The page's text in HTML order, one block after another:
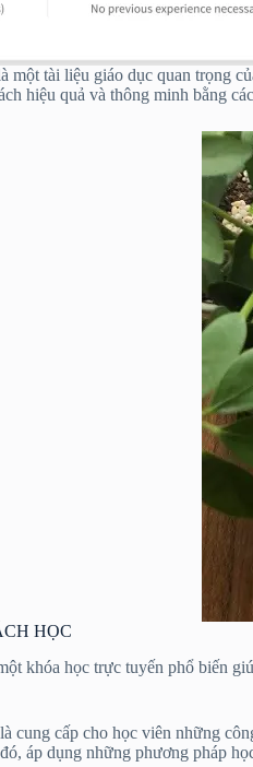
một tài liệu giáo dục quan trọng
hiệu quả và thông minh bằng
HỌC
khóa học trực tuyến phổ biến
cung cấp cho học viên những
áp dụng những phương pháp